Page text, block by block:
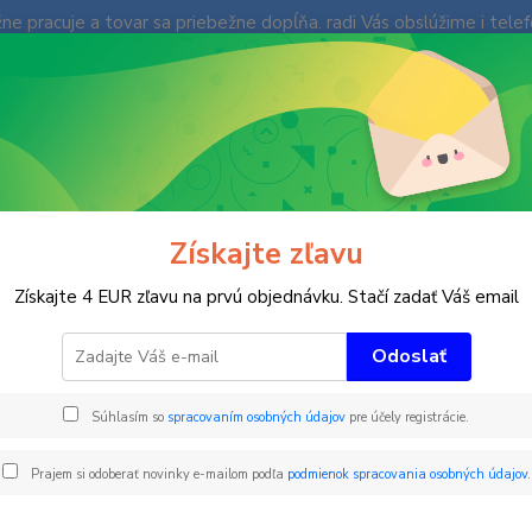
pracuje a tovar sa priebežne dopĺňa. radi Vás obslúžime i
Fotogaléria Ochrana súkromia Blog
Hľadať
(Po-
Slalomové tyče Klbové slalomové tyče Flexibilná
tyč - mechanický pánt -
Získajte zľavu
Získajte 4 EUR zľavu na prvú objednávku. Stačí zadať Váš email
Odoslať
Súhlasím so spracovaním osobných údajov pre účely registrácie.
Prajem si odoberať novinky e-mailom podľa podmienok spracovania osobných údajov.